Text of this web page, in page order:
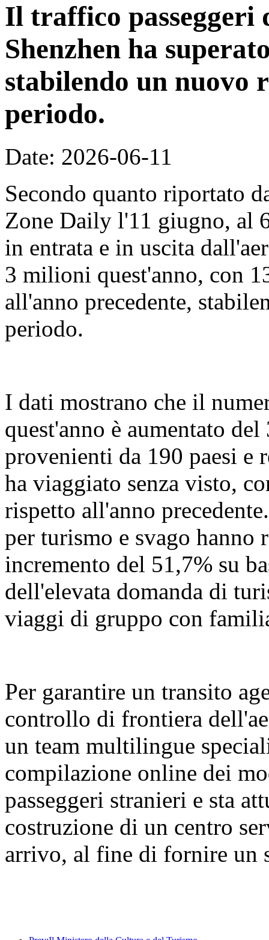
Il traffico passeggeri
Shenzhen ha
stabilendo un nuovo
periodo.
Date: 2026-06-11
Secondo quanto riportato
Zone Daily l'11 giugno, al
in entrata e in uscita
3 milioni quest'anno, con
all'anno precedente,
periodo.
I dati mostrano che il
quest'anno è aumentato
provenienti da 190 paesi e
ha viaggiato senza visto,
rispetto all'anno
per turismo e svago hanno
incremento del 51,7% su
dell'elevata domanda di
viaggi di gruppo con
Per garantire un transito
controllo di frontiera
un team multilingue
compilazione online dei
passeggeri stranieri e sta
costruzione di un centro
arrivo, al fine di fornire un